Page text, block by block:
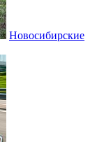
Новосибирские